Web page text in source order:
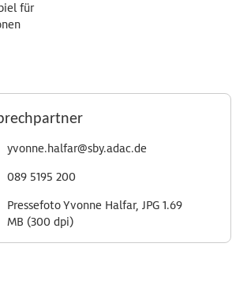
für
yvonne.halfar@sby.adac.de
089 5195 200
Pressefoto Yvonne Halfar, JPG 1.69
MB (300 dpi)